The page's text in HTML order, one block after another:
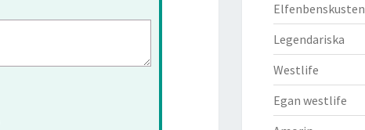
Elfenbenskusten
Legendariska
Westlife
Egan westlife